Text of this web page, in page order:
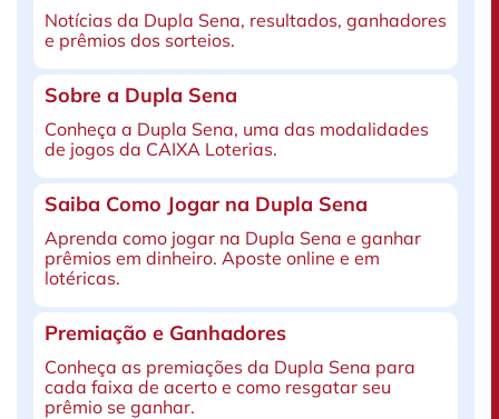
Notícias da Dupla Sena, resultados, ganhadores
e prêmios dos sorteios.
Sobre a Dupla Sena
Conheça a Dupla Sena, uma das modalidades
de jogos da CAIXA Loterias.
Saiba Como Jogar na Dupla Sena
Aprenda como jogar na Dupla Sena e ganhar
prêmios em dinheiro. Aposte online e em
lotéricas.
Premiação e Ganhadores
Conheça as premiações da Dupla Sena para
cada faixa de acerto e como resgatar seu
prêmio se ganhar.